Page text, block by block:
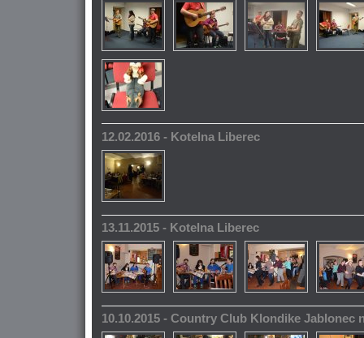
12.02.2016 - Kotelna Liberec
13.11.2015 - Kotelna Liberec
10.10.2015 - Country Club Klondike Jablonec